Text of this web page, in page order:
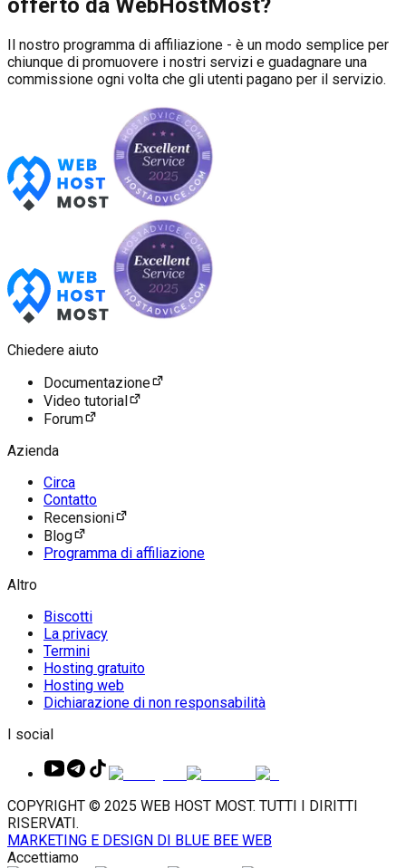
offerto da WebHostMost?
Il nostro programma di affiliazione - è un modo semplice per
chiunque di promuovere i nostri servizi e guadagnare una
commissione ogni volta che gli utenti pagano per il servizio.
Chiedere aiuto
Documentazione
Video tutorial
Forum
Azienda
Circa
Contatto
Recensioni
Blog
Programma di affiliazione
Altro
Biscotti
La privacy
Termini
Hosting gratuito
Hosting web
Dichiarazione di non responsabilità
I social
COPYRIGHT © 2025 WEB HOST MOST. TUTTI I DIRITTI
RISERVATI.
MARKETING E DESIGN DI BLUE BEE WEB
Accettiamo